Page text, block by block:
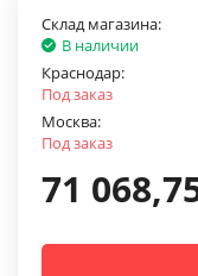
Склад магазина:
В наличии
Краснодар:
Под заказ
Москва:
Под заказ
71